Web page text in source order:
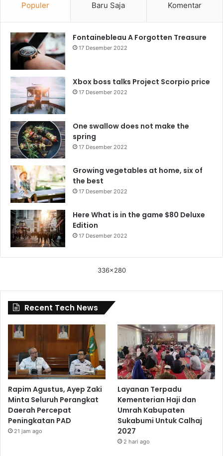
Populer Baru Saja Komentar
Fontainebleau A Forgotten Treasure
17 Desember 2022
Xbox boss talks Project Scorpio price
17 Desember 2022
One swallow does not make the
spring
17 Desember 2022
Growing vegetables at home, six of
the best
17 Desember 2022
Here What is in the game $80 Deluxe
Edition
17 Desember 2022
336x280
Recent Tech News
Rapim Agustus, Ayep Zaki
Minta Seluruh Perangkat
Daerah Percepat
Peningkatan PAD
21 jam ago
Layanan Terpadu
Kementerian Haji dan
Umrah Kabupaten
Sukabumi Untuk Calhaj
2027
2 hari ago